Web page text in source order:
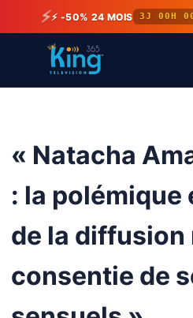
⚡⚡ -50% 24 MOIS 3J 00H
« Natacha
: la
de la diffusion
consentie de